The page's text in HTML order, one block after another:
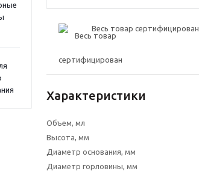
Весь товар сертифицирован
Характеристики
Объем, мл
Высота, мм
Диаметр основания, мм
Диаметр горловины, мм